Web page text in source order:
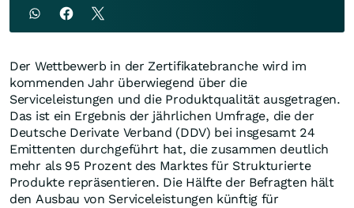
Der Wettbewerb in der Zertifikatebranche wird im
kommenden Jahr überwiegend über die
Serviceleistungen und die Produktqualität ausgetragen.
Das ist ein Ergebnis der jährlichen Umfrage, die der
Deutsche Derivate Verband (DDV) bei insgesamt 24
Emittenten durchgeführt hat, die zusammen deutlich
mehr als 95 Prozent des Marktes für Strukturierte
Produkte repräsentieren. Die Hälfte der Befragten hält
den Ausbau von Serviceleistungen künftig für